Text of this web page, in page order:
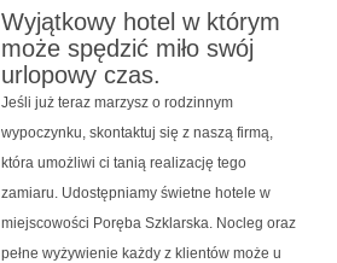
Wyjątkowy hotel w którym
może spędzić miło swój
urlopowy czas.
Jeśli już teraz marzysz o rodzinnym
wypoczynku, skontaktuj się z naszą firmą,
która umożliwi ci tanią realizację tego
zamiaru. Udostępniamy świetne hotele w
miejscowości Poręba Szklarska. Nocleg oraz
pełne wyżywienie każdy z klientów może u